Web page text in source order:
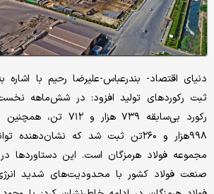
دنیای اقتصاد- بندرعباس-علیرضا رحیم با
ثبت رکوردهای تولید افزود: در شش‌ماهه
رکورد بی‌سابقه ۷۳۹
۹۹۸هزار و ۲۶۰تن ثبت شد که
مجموعه فولاد هرمزگان است. این دستاوردها
صنعت فولاد کشور با محدودیت‌های شدید